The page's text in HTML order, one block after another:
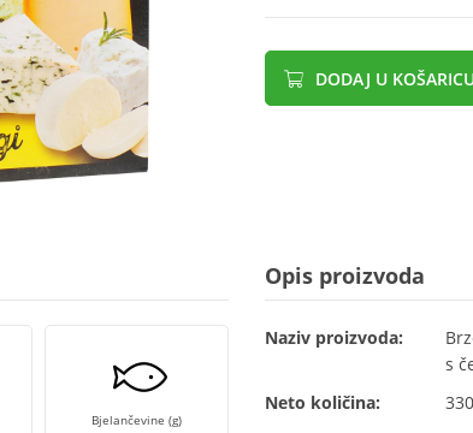
DODAJ U
Bjelančevine (g)
Opis proizvoda
Naziv proizvoda:
s
Neto količina: